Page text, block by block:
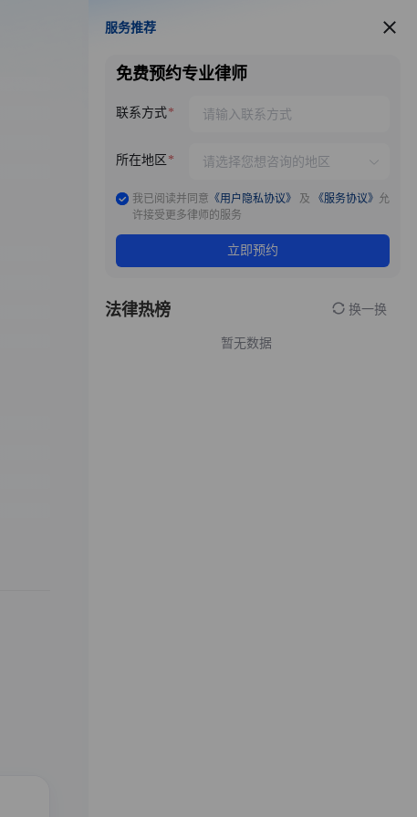
服务推荐
服务推荐
免费预约专业律师
联系方式
所在地区
我已阅读并同意 《用户隐私协议》 及 《服务协议》 允
许接受更多律师的服务
立即预约
法律热榜 换一换
暂无数据